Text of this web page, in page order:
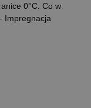
0°C. Co w
Impregnacja